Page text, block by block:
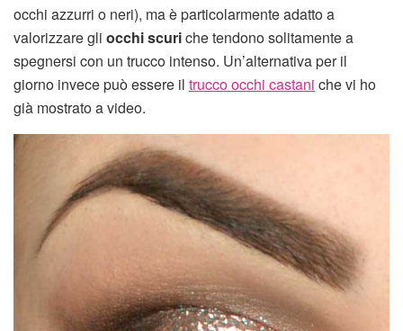
occhi azzurri o neri), ma è particolarmente adatto a
valorizzare gli occhi scuriche tendono solitamente a
spegnersi con un trucco intenso. Un’alternativa per il
giorno invece può essere il trucco occhi castani che vi ho
già mostrato a video.